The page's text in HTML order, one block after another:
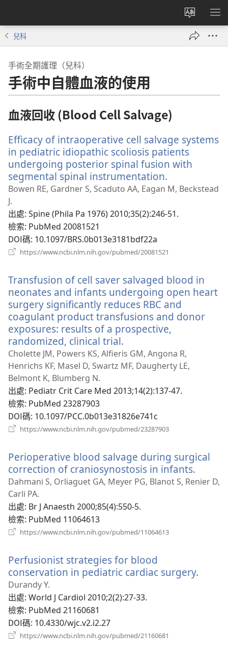
更
改
網
顯
兒科
手術全期護理（兒科）
手術中自體血液的使用
血液回收 (Blood Cell Salvage)
Efficacy of intraoperative cell salvage systems
in pediatric idiopathic scoliosis patients
undergoing posterior spinal fusion with
segmental spinal instrumentation.
啟
視
Bowen RE, Gardner S, Scaduto AA, Eagan M, Beckstead
J.
出處‎: Spine (Phila Pa 1976) 2010;35(2):246-51.
檢索‎: PubMed 20081521
DOI碼‎: 10.1097/BRS.0b013e3181bdf22a
https://www.ncbi.nlm.nih.gov/pubmed/20081521
視
窗）
Transfusion of cell saver salvaged blood in
neonates and infants undergoing open heart
surgery significantly reduces RBC and
coagulant product transfusions and donor
exposures: results of a prospective,
randomized, clinical trial.
啟
新
窗）
Cholette JM, Powers KS, Alfieris GM, Angona R,
Henrichs KF, Masel D, Swartz MF, Daugherty LE,
Belmont K, Blumberg N.
出處‎: Pediatr Crit Care Med 2013;14(2):137-47.
檢索‎: PubMed 23287903
DOI碼‎: 10.1097/PCC.0b013e31826e741c
https://www.ncbi.nlm.nih.gov/pubmed/23287903
視
窗）
Perioperative blood salvage during surgical
correction of craniosynostosis in infants.
啟
Dahmani S, Orliaguet GA, Meyer PG, Blanot S, Renier D,
Carli PA.
出處‎: Br J Anaesth 2000;85(4):550-5.
檢索‎: PubMed 11064613
https://www.ncbi.nlm.nih.gov/pubmed/11064613
窗）
Perfusionist strategies for blood
conservation in pediatric cardiac surgery.
Durandy Y.
出處‎: World J Cardiol 2010;2(2):27-33.
檢索‎: PubMed 21160681
DOI碼‎: 10.4330/wjc.v2.i2.27
https://www.ncbi.nlm.nih.gov/pubmed/21160681